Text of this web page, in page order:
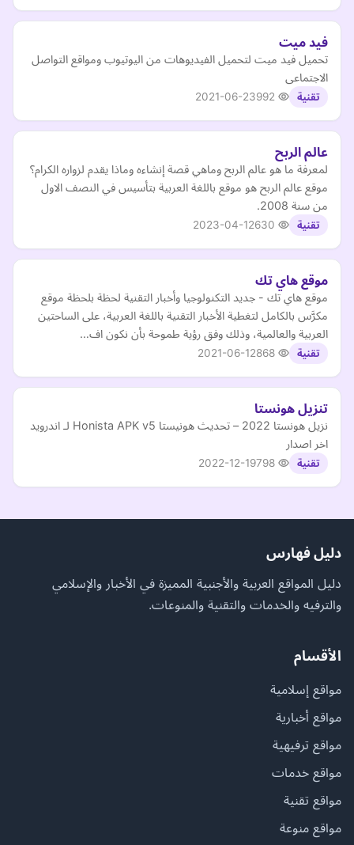
فيد ميت
تحميل فيد ميت لتحميل الفيديوهات من اليوتيوب ومواقع التواصل
الاجتماعى
تقنية 2021-06-23
عالم الربح
لمعرفة ما هو عالم الربح وماهي قصة إنشاءه وماذا يقدم لزواره الكرام؟
موقع عالم الربح هو موقع باللغة العربية بتأسيس في النصف الاول
من سنة 2008.
تقنية 2023-04-12
موقع هاي تك
موقع هاي تك - جديد التكنولوجيا وأخبار التقنية لحظة بلحظة موقع
مكرَّس بالكامل لتغطية الأخبار التقنية باللغة العربية، على الساحتين
العربية والعالمية، وذلك وفق رؤية طموحة بأن نكون اف…
تقنية 2021-06-12
تنزيل هونستا
نزيل هونستا 2022 – تحديث هونيستا Honista APK v5 لـ اندرويد
اخر اصدار
تقنية 2022-12-19
دليل فهارس
دليل المواقع العربية والأجنبية المميزة في الأخبار والإسلامي
والترفيه والخدمات والتقنية والمنوعات.
الأقسام
مواقع إسلامية
مواقع أخبارية
مواقع ترفيهية
مواقع خدمات
مواقع تقنية
مواقع منوعة